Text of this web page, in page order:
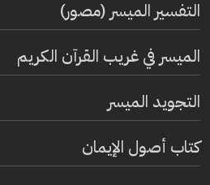
التفسير الميسر (مصور)
الميسر في غريب القرآن الكريم
التجويد الميسر
كتاب أصول الإيمان